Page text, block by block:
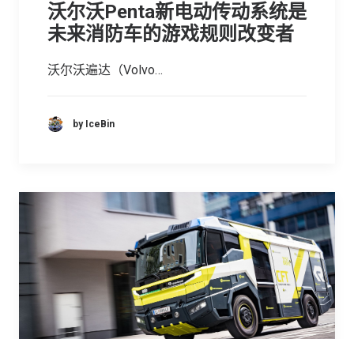
沃尔沃Penta新电动传动系统是
未来消防车的游戏规则改变者
沃尔沃遍达（Volvo…
by IceBin